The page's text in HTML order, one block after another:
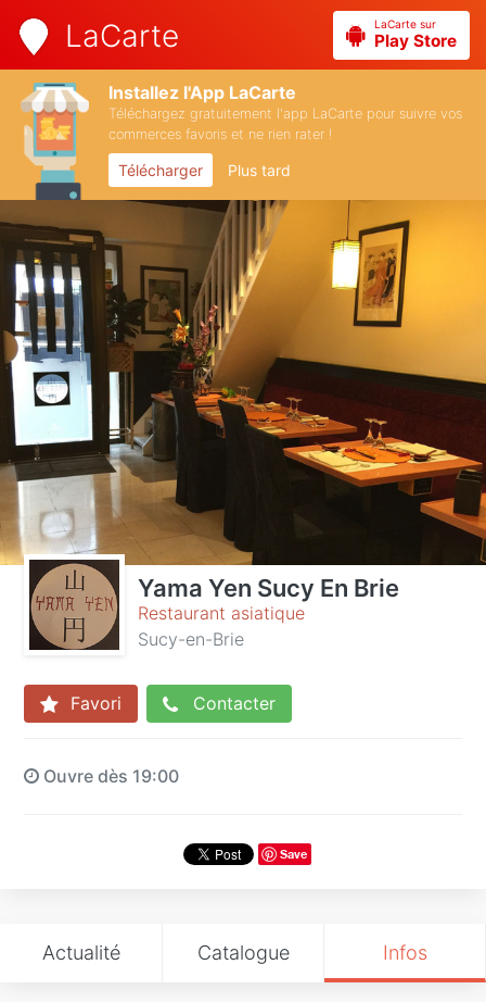
LaCarte LaCarte sur
Play Store
Installez l'App LaCarte
Téléchargez gratuitement l'app LaCarte pour suivre vos
commerces favoris et ne rien rater !
Télécharger Plus tard
Yama Yen Sucy En Brie
Restaurant asiatique
Sucy-en-Brie
Favori Contacter
Ouvre dès 19:00
Save
Actualité Catalogue Infos